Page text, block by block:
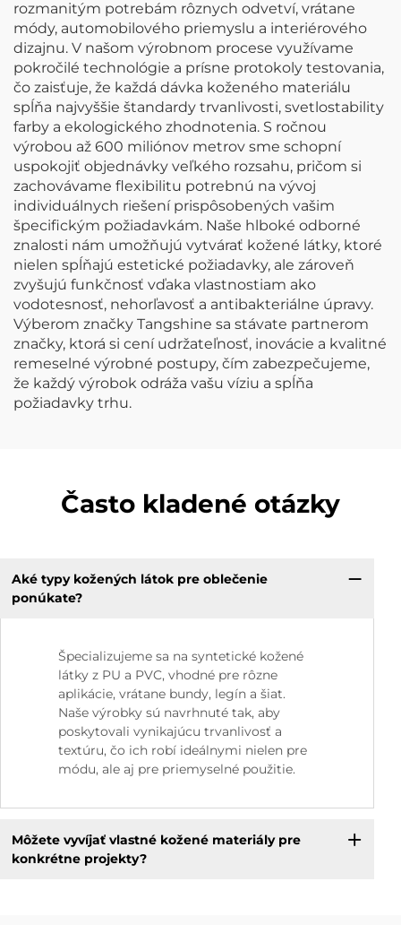
rozmanitým potrebám rôznych odvetví, vrátane
módy, automobilového priemyslu a interiérového
dizajnu. V našom výrobnom procese využívame
pokročilé technológie a prísne protokoly testovania,
čo zaisťuje, že každá dávka koženého materiálu
spĺňa najvyššie štandardy trvanlivosti, svetlostability
farby a ekologického zhodnotenia. S ročnou
výrobou až 600 miliónov metrov sme schopní
uspokojiť objednávky veľkého rozsahu, pričom si
zachovávame flexibilitu potrebnú na vývoj
individuálnych riešení prispôsobených vašim
špecifickým požiadavkám. Naše hlboké odborné
znalosti nám umožňujú vytvárať kožené látky, ktoré
nielen spĺňajú estetické požiadavky, ale zároveň
zvyšujú funkčnosť vďaka vlastnostiam ako
vodotesnosť, nehorľavosť a antibakteriálne úpravy.
Výberom značky Tangshine sa stávate partnerom
značky, ktorá si cení udržateľnosť, inovácie a kvalitné
remeselné výrobné postupy, čím zabezpečujeme,
že každý výrobok odráža vašu víziu a spĺňa
požiadavky trhu.
Často kladené otázky
Aké typy kožených látok pre oblečenie
ponúkate?
Špecializujeme sa na syntetické kožené
látky z PU a PVC, vhodné pre rôzne
aplikácie, vrátane bundy, legín a šiat.
Naše výrobky sú navrhnuté tak, aby
poskytovali vynikajúcu trvanlivosť a
textúru, čo ich robí ideálnymi nielen pre
módu, ale aj pre priemyselné použitie.
Môžete vyvíjať vlastné kožené materiály pre
konkrétne projekty?